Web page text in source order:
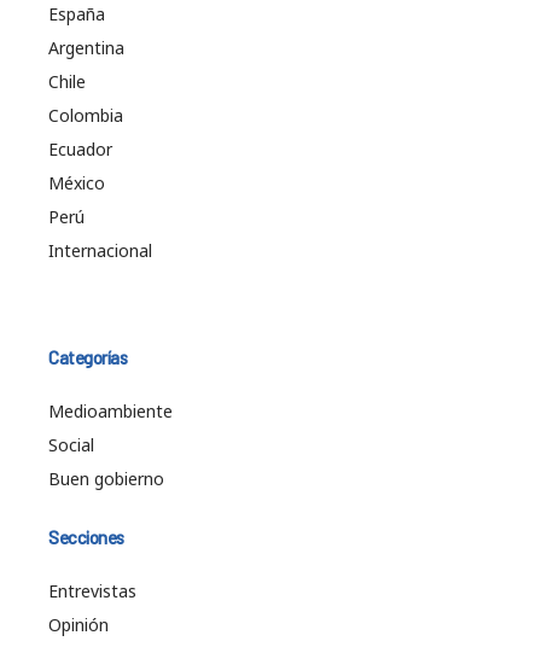
España
Argentina
Chile
Colombia
Ecuador
México
Perú
Internacional
Categorías
Medioambiente
Social
Buen gobierno
Secciones
Entrevistas
Opinión